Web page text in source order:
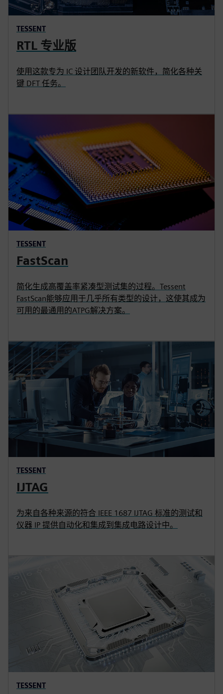
TESSENT
RTL 专业版
使用这款专为 IC 设计团队开发的新软件，简化各种关
键 DFT 任务。
TESSENT
FastScan
简化生成高覆盖率紧凑型测试集的过程。Tessent
FastScan能够应用于几乎所有类型的设计，这使其成为
可用的最通用的ATPG解决方案。
TESSENT
IJTAG
为来自各种来源的符合 IEEE 1687 IJTAG 标准的测试和
仪器 IP 提供自动化和集成到集成电路设计中。
TESSENT